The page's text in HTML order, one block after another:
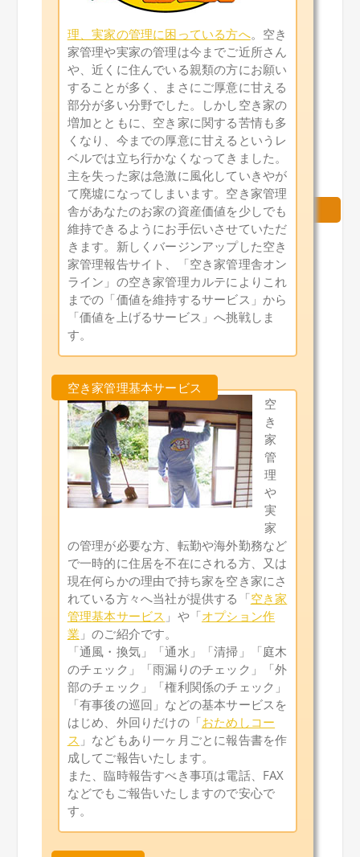
理、実家の管理に困っている方へ。空き
家管理や実家の管理は今までご近所さん
や、近くに住んでいる親類の方にお願い
することが多く、まさにご厚意に甘える
部分が多い分野でした。
しかし空き家の
増加とともに、空き家に関する苦情も多
くなり、今までの厚意に甘えるというレ
ベルでは立ち行かなくなってきました。
主を失った家は急激に風化していきやが
て廃墟になってしまいます。 空き家管理
舎があなたのお家の資産価値を少しでも
維持できるようにお手伝いさせていただ
きます。新しくバージンアップした空き
家管理報告サイト、「空き家管理舎オン
ライン」の空き家管理カルテによりこれ
までの「価値を維持するサービス」から
「価値を上げるサービス」へ挑戦しま
す。
空
き
家
管
理
や
実
家
の管理が必要な方、転勤や海外勤務など
で一時的に住居を不在にされる方、又は
現在何らかの理由で持ち家を空き家にさ
れている方々へ当社が提供する「空き家
管理基本サービス 」や「オプション作
業 」のご紹介です。
「通風・換気」「通水」「清掃」「庭木
のチェック」「雨漏りのチェック」「外
部のチェック」「権利関係のチェック」
「有事後の巡回」などの基本サービスを
はじめ、外回りだけの「おためしコー
ス 」などもあり一ヶ月ごとに報告書を作
成してご報告いたします。
また、臨時報告すべき事項は電話、FAX
などでもご報告いたしますので安心で
す。